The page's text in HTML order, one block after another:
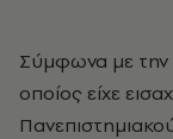
Σύμφωνα με την
οποίος είχε